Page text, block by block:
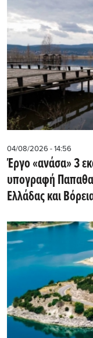
04/08/2026 - 14:56
Έργο «ανάσα» 3
υπογραφή
Ελλάδας και